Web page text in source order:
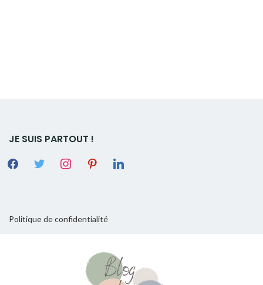
JE SUIS PARTOUT !
Politique de confidentialité